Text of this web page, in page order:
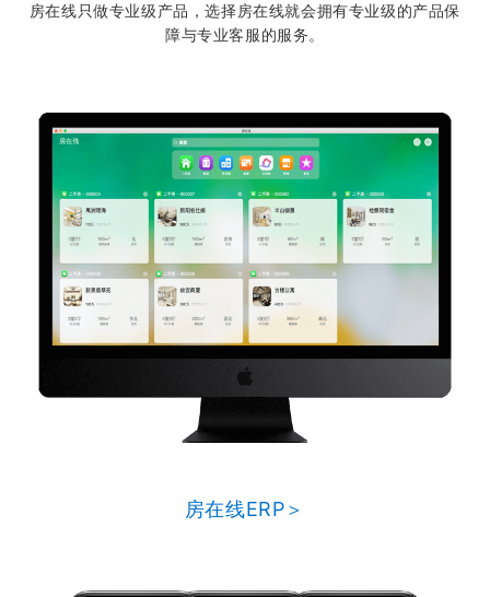
房在线只做专业级产品，选择房在线就会拥有专业级的产品保
障与专业客服的服务。
房在线ERP＞